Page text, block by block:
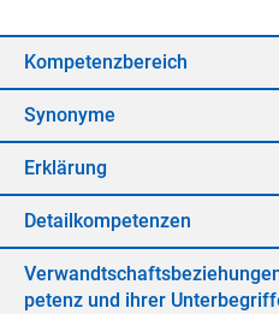
Kom­pe­tenz­be­reich
Syn­ony­me
Er­klä­rung
De­tail­kom­pe­ten­zen
pe­tenz und ih­rer